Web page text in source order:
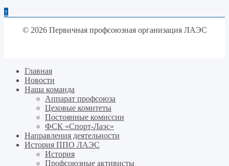
↑
© 2026 Первичная профсоюзная организация ЛАЭС
Главная
Новости
Наша команда
Аппарат профсоюза
Цеховые комитеты
Постоянные комиссии
ФСК «Спорт-Лаэс»
Направления деятельности
История ППО ЛАЭС
История
Профсоюзные активисты